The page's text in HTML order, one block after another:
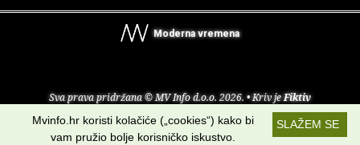
Moderna vremena
Sva prava pridržana © MV Info d.o.o. 2026. • Kriv jeFiktiv
O nama• Pomoć• Uvjeti korištenja•RSS kanaliSLAŽEM SE
Mvinfo.hr koristi kolačiće („cookies“) kako bi
vam pružio bolje korisničko iskustvo.